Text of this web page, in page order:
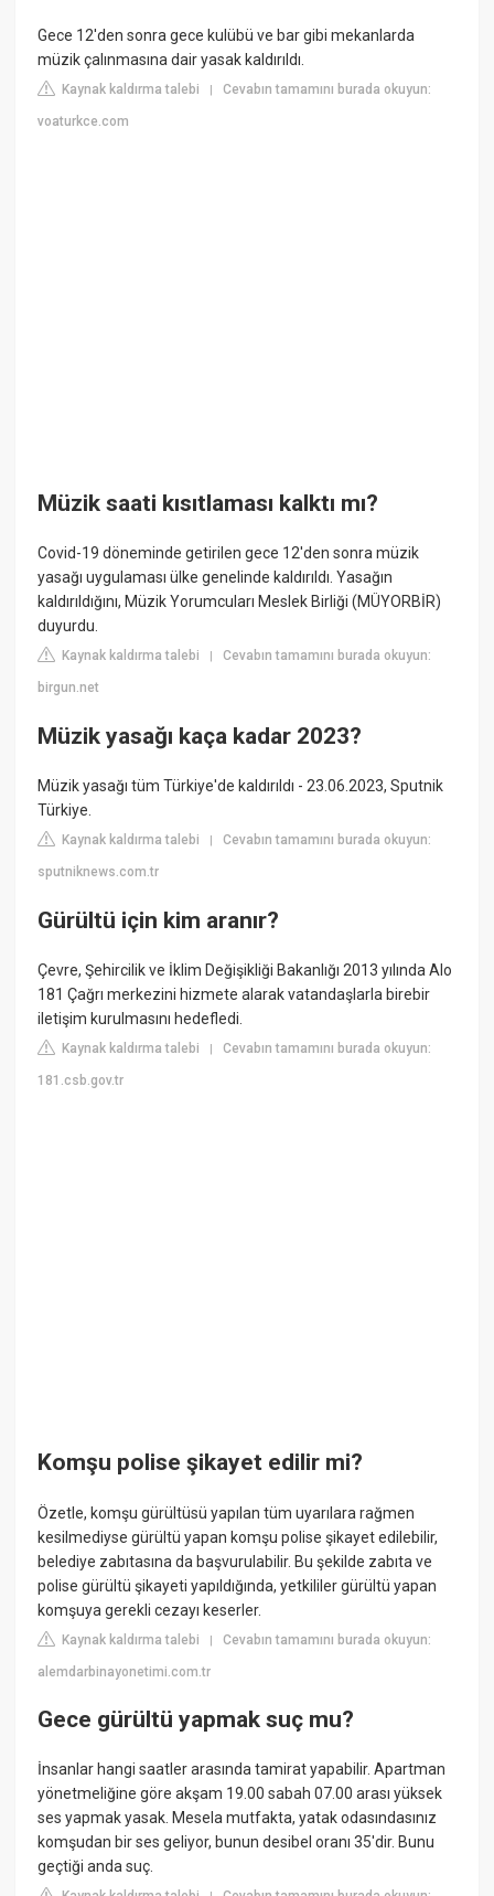
Gece 12'den sonra gece kulübü ve bar gibi mekanlarda
müzik çalınmasına dair yasak kaldırıldı.
Kaynak kaldırma talebi |Cevabın tamamını burada okuyun:
voaturkce.com
Müzik saati kısıtlaması kalktı mı?
Covid-19 döneminde getirilen gece 12'den sonra müzik
yasağı uygulaması ülke genelinde kaldırıldı. Yasağın
kaldırıldığını, Müzik Yorumcuları Meslek Birliği (MÜYORBİR)
duyurdu.
Kaynak kaldırma talebi |Cevabın tamamını burada okuyun:
birgun.net
Müzik yasağı kaça kadar 2023?
Müzik yasağı tüm Türkiye'de kaldırıldı - 23.06.2023, Sputnik
Türkiye.
Kaynak kaldırma talebi |Cevabın tamamını burada okuyun:
sputniknews.com.tr
Gürültü için kim aranır?
Çevre, Şehircilik ve İklim Değişikliği Bakanlığı 2013 yılında Alo
181 Çağrı merkezini hizmete alarak vatandaşlarla birebir
iletişim kurulmasını hedefledi.
Kaynak kaldırma talebi |Cevabın tamamını burada okuyun:
181.csb.gov.tr
Komşu polise şikayet edilir mi?
Özetle, komşu gürültüsü yapılan tüm uyarılara rağmen
kesilmediyse gürültü yapan komşu polise şikayet edilebilir,
belediye zabıtasına da başvurulabilir. Bu şekilde zabıta ve
polise gürültü şikayeti yapıldığında, yetkililer gürültü yapan
komşuya gerekli cezayı keserler.
Kaynak kaldırma talebi |Cevabın tamamını burada okuyun:
alemdarbinayonetimi.com.tr
Gece gürültü yapmak suç mu?
İnsanlar hangi saatler arasında tamirat yapabilir. Apartman
yönetmeliğine göre akşam 19.00 sabah 07.00 arası yüksek
ses yapmak yasak. Mesela mutfakta, yatak odasındasınız
komşudan bir ses geliyor, bunun desibel oranı 35'dir. Bunu
geçtiği anda suç.